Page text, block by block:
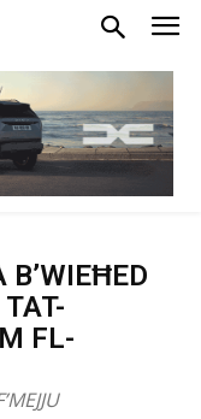
B’WIEĦED
FL-